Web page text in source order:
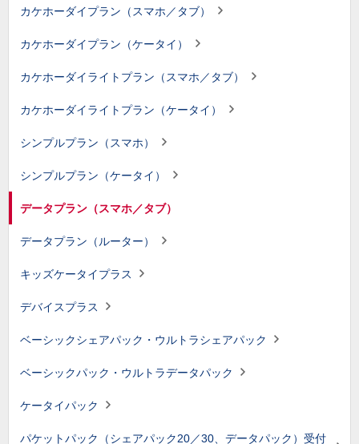
カケホーダイプラン（スマホ／タブ）
カケホーダイプラン（ケータイ）
カケホーダイライトプラン（スマホ／タブ）
カケホーダイライトプラン（ケータイ）
シンプルプラン（スマホ）
シンプルプラン（ケータイ）
データプラン（スマホ／タブ）
データプラン（ルーター）
キッズケータイプラス
デバイスプラス
ベーシックシェアパック・ウルトラシェアパック
ベーシックパック・ウルトラデータパック
ケータイパック
パケットパック（シェアパック20／30、データパック）受付